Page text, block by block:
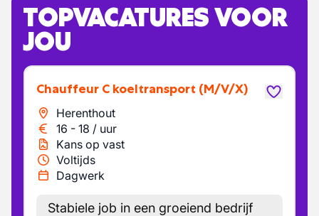
TOPVACATURES VOOR
JOU
Chauffeur C koeltransport (M/V/X)
Herenthout
16 - 18 / uur
Kans op vast
Voltijds
Dagwerk
Stabiele job in een groeiend bedrijf